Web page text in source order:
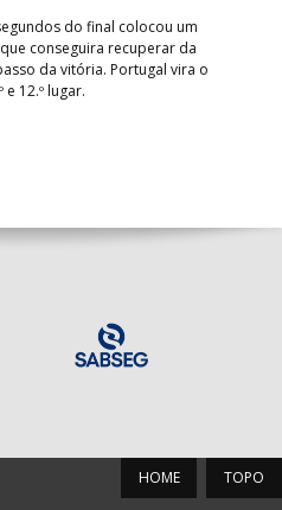
do final colocou um
conseguira recuperar da
da vitória. Portugal vira o
12.º lugar.
TOPO
HOME